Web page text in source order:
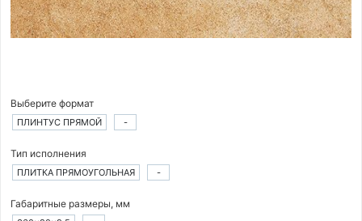
Выберите формат
ПЛИНТУС ПРЯМОЙ -
Тип исполнения
ПЛИТКА ПРЯМОУГОЛЬНАЯ -
Габаритные размеры, мм